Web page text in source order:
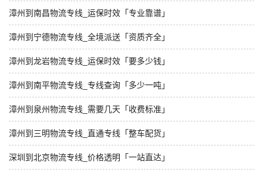
漳州到南昌物流专线_运保时效「专业靠谱」
漳州到宁德物流专线_全境派送「资质齐全」
漳州到龙岩物流专线_运保时效「要多少钱」
漳州到南平物流专线_专线查询「多少一吨」
漳州到泉州物流专线_需要几天「收费标准」
漳州到三明物流专线_直通专线「整车配货」
深圳到北京物流专线_价格透明「一站直达」